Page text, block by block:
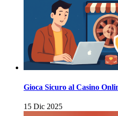
Gioca Sicuro al Casino
15 Dic 2025